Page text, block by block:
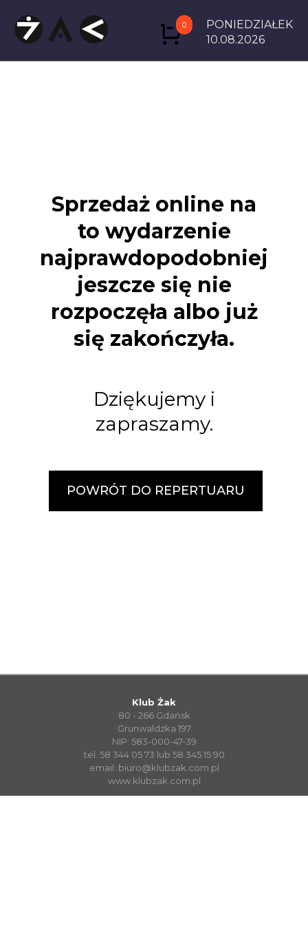
0
PONIEDZIAŁEK
10.08.2026
Sprzedaż online na
to wydarzenie
najprawdopodobniej
jeszcze się nie
rozpoczęła albo już
się zakończyła.
Dziękujemy i
zapraszamy.
POWRÓT DO REPERTUARU
Klub Żak
80 - 266 Gdańsk
Grunwaldzka 197
NIP: 583-000-47-39
tel. 58 344 05 73 lub 58 345 15 90
email: biuro@klubzak.com.pl
www.klubzak.com.pl